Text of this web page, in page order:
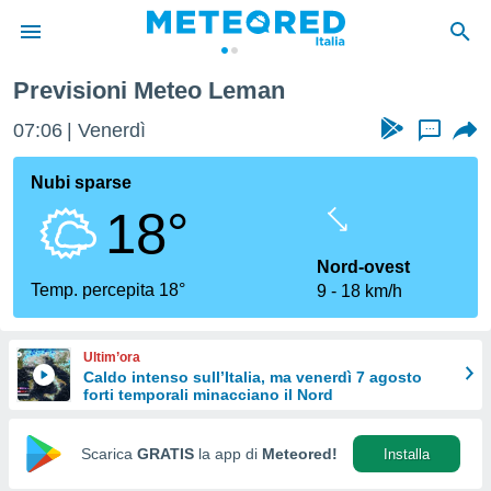
di
per
le
di
Web
Previsioni Meteo Leman
07:06 Venerdì ...
Nubi sparse
18°
Temp. percepita 18°
Nord-ovest
9
18 km/h
Ultim’ora
Caldo intenso sull’Italia, ma venerdì 7 agosto
forti temporali minacciano il Nord
Scarica GRATIS la app di Meteored! Installa